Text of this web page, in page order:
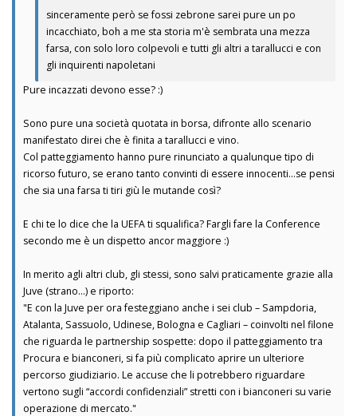
sinceramente però se fossi zebrone sarei pure un po
incacchiato, boh a me sta storia m'è sembrata una mezza
farsa, con solo loro colpevoli e tutti gli altri a tarallucci e con
gli inquirenti napoletani
Pure incazzati devono esse? :)
Sono pure una società quotata in borsa, difronte allo scenario
manifestato direi che è finita a tarallucci e vino.
Col patteggiamento hanno pure rinunciato a qualunque tipo di
ricorso futuro, se erano tanto convinti di essere innocenti...se pensi
che sia una farsa ti tiri giù le mutande così?
E chi te lo dice che la UEFA ti squalifica? Fargli fare la Conference
secondo me è un dispetto ancor maggiore :)
In merito agli altri club, gli stessi, sono salvi praticamente grazie alla
Juve (strano...) e riporto:
"E con la Juve per ora festeggiano anche i sei club – Sampdoria,
Atalanta, Sassuolo, Udinese, Bologna e Cagliari – coinvolti nel filone
che riguarda le partnership sospette: dopo il patteggiamento tra
Procura e bianconeri, si fa più complicato aprire un ulteriore
percorso giudiziario. Le accuse che li potrebbero riguardare
vertono sugli “accordi confidenziali” stretti con i bianconeri su varie
operazione di mercato."